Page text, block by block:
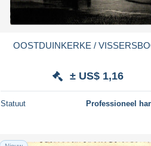
OOSTDUINKERKE /
± US$ 1,16
Statuut Professioneel